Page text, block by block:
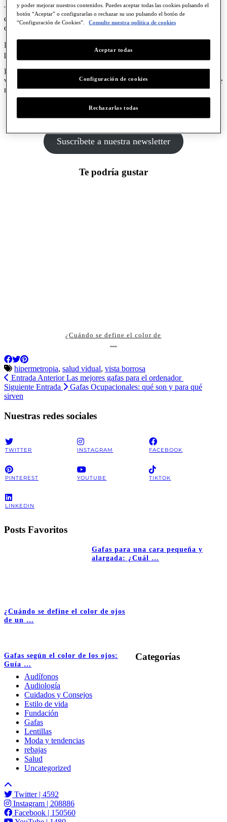
También existe otro método más invasivo capaz de combatir este
defecto visual, la cirugía refractiva que permite una corrección
definitiva.
La elección de un tipo de método u otro dependerá del propio
paciente y del asesoramiento profesional.
En
Multiópticasestamos especializados en esta alteración de la
visión. Si crees que puedes tener hipermetropía, acércate a alguna de
nuestras ópticas y juntos saldremos de dudas.
y suscríbete a nuestranewsletter
últimas noticias de nuestros productos y ofertas.
Suscríbete a nuestra newsletter
Te podría gustar
¿Cuándo se define el color de
…
hipermetropia, salud vidual, vista borrosa
Entrada AnteriorLas mejores gafas para el ordenador
Siguiente Entrada
Gafas Ocupacionales: qué son y para qué
sirven
Nuestras redes sociales
TWITTER INSTAGRAM FACEBOOK
PINTEREST YOUTUBE TIKTOK
LINKEDIN
Posts Favoritos
Gafas para una cara pequeña y
alargada: ¿Cuál …
¿Cuándo se define el color de ojos
de un …
Gafas según el color de los ojos:
Guía …
Categorías
Audífonos
Audiología
Cuidados y Consejos
Estilo de vida
Fundación
Gafas
Lentillas
Moda y tendencias
rebajas
Salud
Uncategorized
Twitter| 4592
Instagram | 208886
Facebook | 150560
y poder mejorar nuestros contenidos. Puedes aceptar todas las cookies pulsando el
botón “Aceptar” o configurarlas o rechazar su uso pulsando el botón de
“Configuración de Cookies”.
Consulte nuestra política de cookies
Configuración de cookies
Rechazarlas todas
Aceptar todas